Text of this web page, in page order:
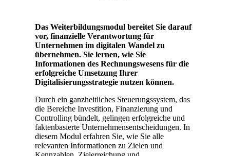
Das Weiterbildungsmodul bereitet Sie darauf
vor, finanzielle Verantwortung für
Unternehmen im digitalen Wandel zu
übernehmen. Sie lernen, wie Sie
Informationen des Rechnungswesens für die
erfolgreiche Umsetzung Ihrer
Digitalisierungsstrategie nutzen können.
Durch ein ganzheitliches Steuerungssystem, das
die Bereiche Investition, Finanzierung und
Controlling bündelt, gelingen erfolgreiche und
faktenbasierte Unternehmensentscheidungen. In
diesem Modul erfahren Sie, wie Sie alle
relevanten Informationen zu Zielen und